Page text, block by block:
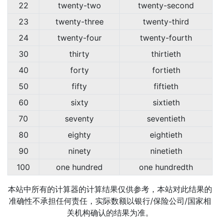
22
twenty-two
twenty-second
23
twenty-three
twenty-third
24
twenty-four
twenty-fourth
30
thirty
thirtieth
40
forty
fortieth
50
fifty
fiftieth
60
sixty
sixtieth
70
seventy
seventieth
80
eighty
eightieth
90
ninety
ninetieth
100
one hundred one hundredth
本站中所有的计算器的计算结果仅供参考，本站对此结果的
准确性不承担任何责任，实际数额以银行/保险公司/国家相
关机构确认的结果为准。